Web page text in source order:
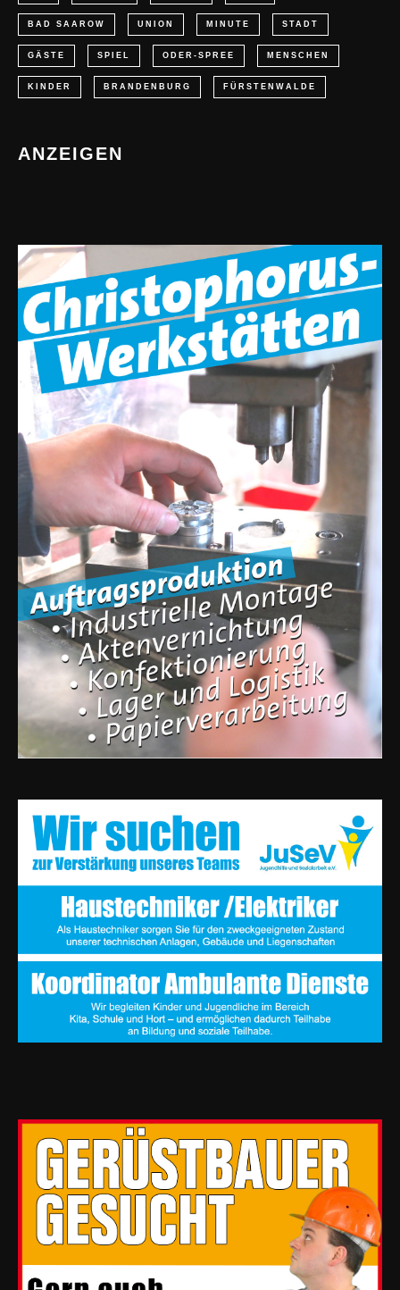
BAD SAAROW UNION MINUTE STADT
GÄSTE SPIEL ODER-SPREE MENSCHEN
KINDER BRANDENBURG FÜRSTENWALDE
ANZEIGEN